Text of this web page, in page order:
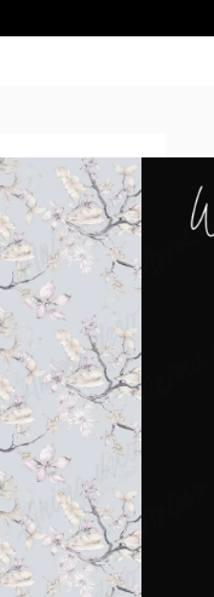
paños de 1 m
4.5x3m). Los
de cada